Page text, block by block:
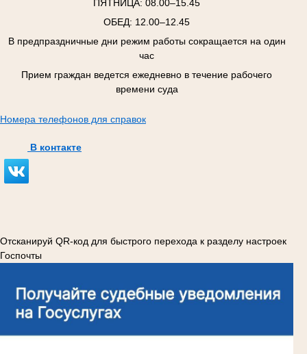
ПЯТНИЦА: 08.00–15.45
ОБЕД: 12.00–12.45
В предпраздничные дни режим работы сокращается на один
час
Прием граждан ведется ежедневно в течение рабочего
времени суда
Номера телефонов для справок
В контакте
Отсканируй QR-код для быстрого перехода к разделу настроек
Госпочты